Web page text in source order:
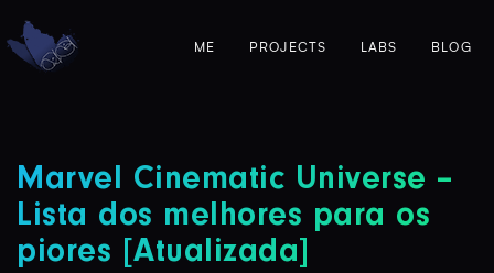
ME PROJECTS LABS BLOG
Marvel Cinematic Universe –
Lista dos melhores para os
piores [Atualizada]